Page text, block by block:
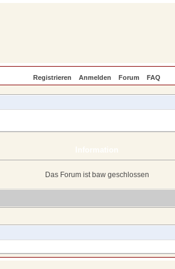
Registrieren Anmelden Forum FAQ
Das Forum ist baw geschlossen